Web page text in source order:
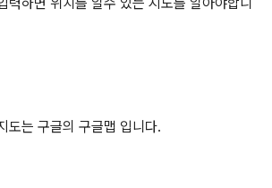
도는 구글의 구글맵 입니다.